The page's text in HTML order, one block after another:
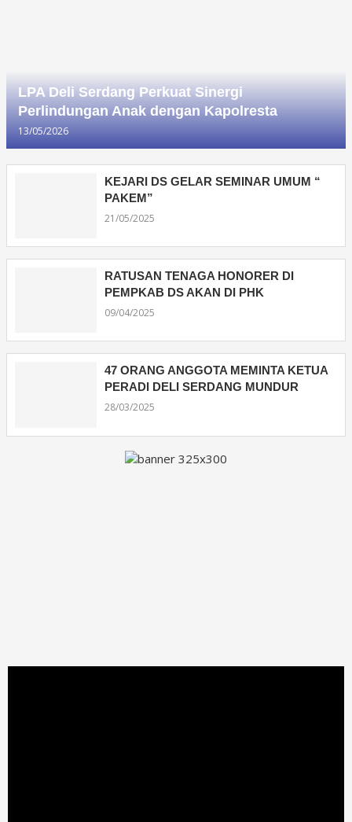
LPA Deli Serdang Perkuat Sinergi
Perlindungan Anak dengan Kapolresta
13/05/2026
KEJARI DS GELAR SEMINAR UMUM “
PAKEM”
21/05/2025
RATUSAN TENAGA HONORER DI
PEMPKAB DS AKAN DI PHK
09/04/2025
47 ORANG ANGGOTA MEMINTA KETUA
PERADI DELI SERDANG MUNDUR
28/03/2025